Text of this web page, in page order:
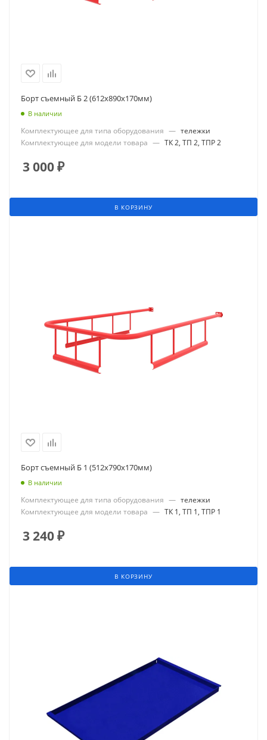
Борт съемный Б 2 (612х890х170мм)
В наличии
Комплектующее для типа оборудования — тележки
Комплектующее для модели товара — ТК 2, ТП 2, ТПР 2
3 000₽
В КОРЗИНУ
Борт съемный Б 1 (512х790х170мм)
В наличии
Комплектующее для типа оборудования — тележки
Комплектующее для модели товара — ТК 1, ТП 1, ТПР 1
3 240₽
В КОРЗИНУ